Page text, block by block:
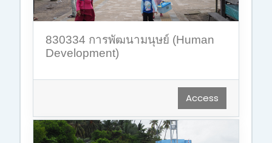
830334 การพัฒนามนุษย์ (Human
Development)
Access